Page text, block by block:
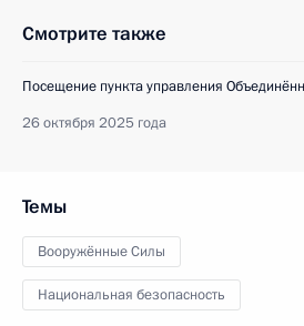
Смотрите также
Посещение пункта управления
26 октября 2025 года
Темы
Вооружённые Силы
Национальная безопасность